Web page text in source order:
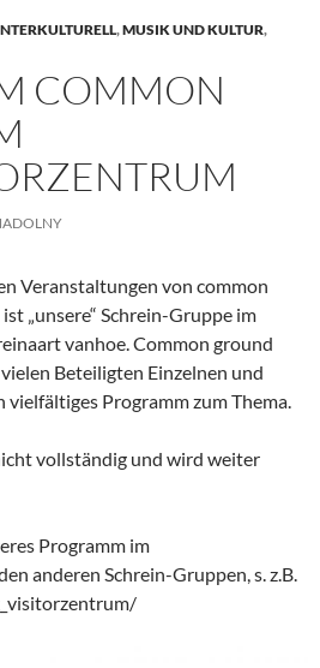
,MUSIK UND KULTUR,
COMMON
Veranstaltungen von common
„unsere“ Schrein-Gruppe im
vanhoe. Common ground
Beteiligten Einzelnen und
Programm zum Thema.
vollständig und wird weiter
Programm im
anderen Schrein-Gruppen, s. z.B.